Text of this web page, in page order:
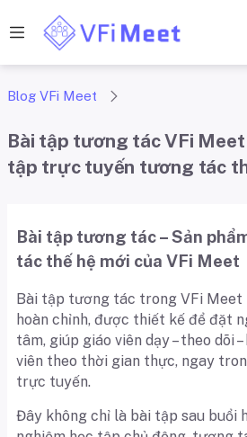
Blog VFi Meet
Bài tập tương tác VFi Meet
tập trực tuyến tương tác
Bài tập tương tác – Sản
tác thế hệ mới của VFi Meet
Bài tập tương tác trong VFi Meet
hoàn chỉnh, được thiết kế để đặt
tâm, giúp giáo viên dạy – theo dõi
viên theo thời gian thực, ngay
trực tuyến.
Đây không chỉ là bài tập sau buổi